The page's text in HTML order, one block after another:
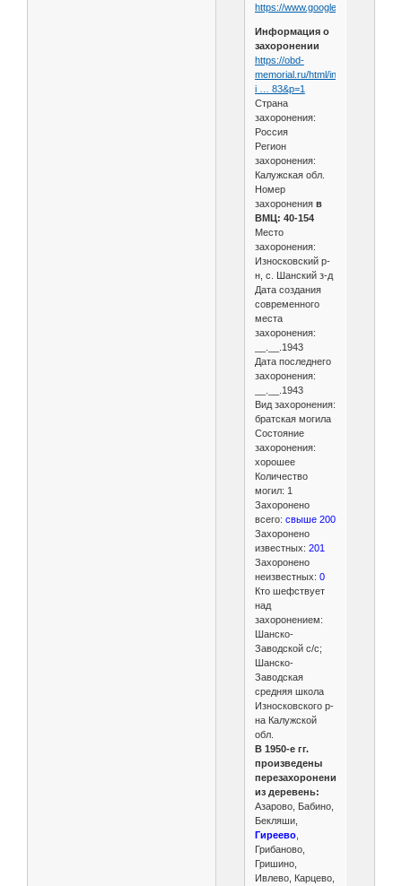
https://www.google.ru/
Информация о
захоронении
https://obd-
memorial.ru/html/info.htm?
i … 83&p=1
Страна
захоронения:
Россия
Регион
захоронения:
Калужская обл.
Номер
захоронения в
ВМЦ: 40-154
Место
захоронения:
Износковский р-
н, с. Шанский з-д
Дата создания
современного
места
захоронения:
__.__.1943
Дата последнего
захоронения:
__.__.1943
Вид захоронения:
братская могила
Состояние
захоронения:
хорошее
Количество
могил: 1
Захоронено
всего: свыше 200
Захоронено
известных: 201
Захоронено
неизвестных: 0
Кто шефствует
над
захоронением:
Шанско-
Заводской с/с;
Шанско-
Заводская
средняя школа
Износковского р-
на Калужской
обл.
В 1950-е гг.
произведены
перезахоронения
из деревень:
Азарово, Бабино,
Бекляши,
Гиреево,
Грибаново,
Гришино,
Ивлево, Карцево,